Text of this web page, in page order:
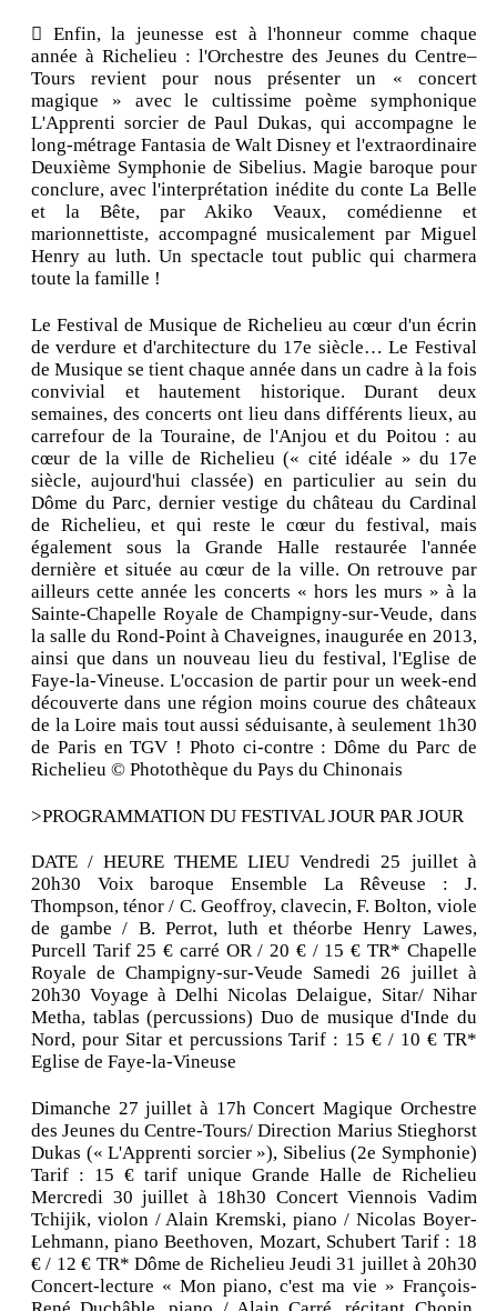
 Enfin, la jeunesse est à l'honneur comme chaque
année à Richelieu : l'Orchestre des Jeunes du Centre–
Tours revient pour nous présenter un « concert
magique » avec le cultissime poème symphonique
L'Apprenti sorcier de Paul Dukas, qui accompagne le
long-métrage Fantasia de Walt Disney et l'extraordinaire
Deuxième Symphonie de Sibelius. Magie baroque pour
conclure, avec l'interprétation inédite du conte La Belle
et la Bête, par Akiko Veaux, comédienne et
marionnettiste, accompagné musicalement par Miguel
Henry au luth. Un spectacle tout public qui charmera
toute la famille !
Le Festival de Musique de Richelieu au cœur d'un écrin
de verdure et d'architecture du 17e siècle… Le Festival
de Musique se tient chaque année dans un cadre à la fois
convivial et hautement historique. Durant deux
semaines, des concerts ont lieu dans différents lieux, au
carrefour de la Touraine, de l'Anjou et du Poitou : au
cœur de la ville de Richelieu (« cité idéale » du 17e
siècle, aujourd'hui classée) en particulier au sein du
Dôme du Parc, dernier vestige du château du Cardinal
de Richelieu, et qui reste le cœur du festival, mais
également sous la Grande Halle restaurée l'année
dernière et située au cœur de la ville. On retrouve par
ailleurs cette année les concerts « hors les murs » à la
Sainte-Chapelle Royale de Champigny-sur-Veude, dans
la salle du Rond-Point à Chaveignes, inaugurée en 2013,
ainsi que dans un nouveau lieu du festival, l'Eglise de
Faye-la-Vineuse. L'occasion de partir pour un week-end
découverte dans une région moins courue des châteaux
de la Loire mais tout aussi séduisante, à seulement 1h30
de Paris en TGV ! Photo ci-contre : Dôme du Parc de
Richelieu © Photothèque du Pays du Chinonais
>PROGRAMMATION DU FESTIVAL JOUR PAR JOUR
DATE / HEURE THEME LIEU Vendredi 25 juillet à
20h30 Voix baroque Ensemble La Rêveuse : J.
Thompson, ténor / C. Geoffroy, clavecin, F. Bolton, viole
de gambe / B. Perrot, luth et théorbe Henry Lawes,
Purcell Tarif 25 € carré OR / 20 € / 15 € TR* Chapelle
Royale de Champigny-sur-Veude Samedi 26 juillet à
20h30 Voyage à Delhi Nicolas Delaigue, Sitar/ Nihar
Metha, tablas (percussions) Duo de musique d'Inde du
Nord, pour Sitar et percussions Tarif : 15 € / 10 € TR*
Eglise de Faye-la-Vineuse
Dimanche 27 juillet à 17h Concert Magique Orchestre
des Jeunes du Centre-Tours/ Direction Marius Stieghorst
Dukas (« L'Apprenti sorcier »), Sibelius (2e Symphonie)
Tarif : 15 € tarif unique Grande Halle de Richelieu
Mercredi 30 juillet à 18h30 Concert Viennois Vadim
Tchijik, violon / Alain Kremski, piano / Nicolas Boyer-
Lehmann, piano Beethoven, Mozart, Schubert Tarif : 18
€ / 12 € TR* Dôme de Richelieu Jeudi 31 juillet à 20h30
Concert-lecture « Mon piano, c'est ma vie » François-